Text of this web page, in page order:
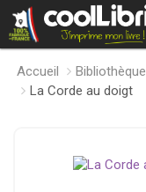
Accueil Bibliothèque
La Corde au doigt